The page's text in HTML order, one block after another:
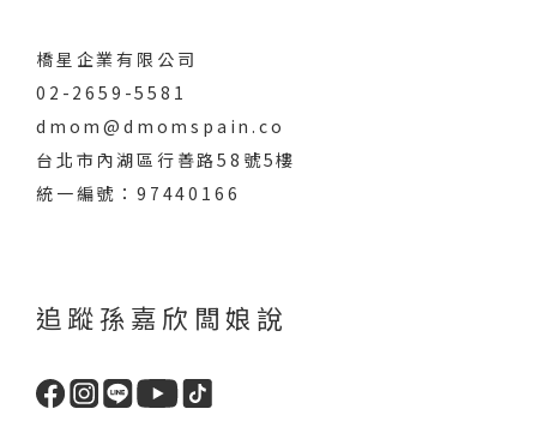
橋星企業有限公司
02-2659-5581
dmom@dmomspain.co
台北市內湖區行善路58號5樓
統一編號：97440166
追蹤孫嘉欣闆娘說